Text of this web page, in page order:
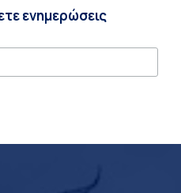
ενημερώσεις